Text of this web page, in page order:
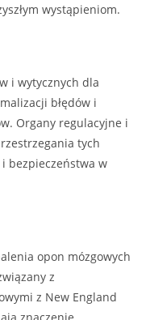
wystąpieniom.
i wytycznych dla
błędów i
Organy regulacyjne i
tych
bezpieczeństwa w
opon mózgowych
z
z New England